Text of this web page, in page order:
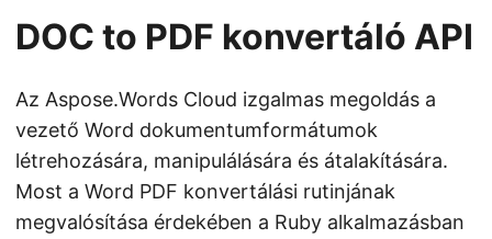
DOC to PDF konvertáló API
Az Aspose.Words Cloud izgalmas megoldás a
vezető Word dokumentumformátumok
létrehozására, manipulálására és átalakítására.
Most a Word PDF konvertálási rutinjának
megvalósítása érdekében a Ruby alkalmazásban